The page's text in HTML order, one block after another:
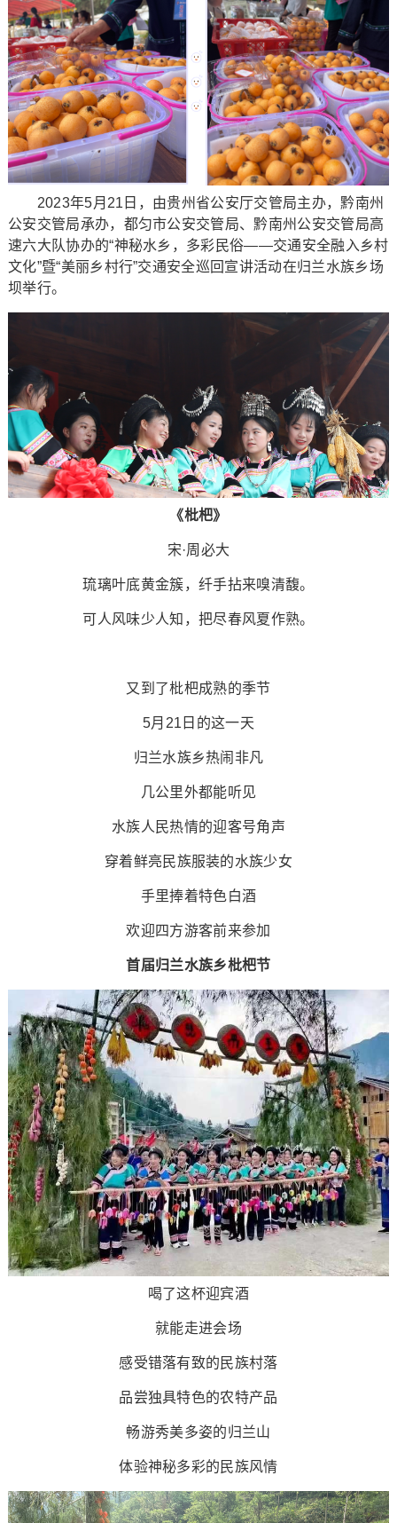
2023年5月21日，由贵州省公安厅交管局主办，黔南州
公安交管局承办，都匀市公安交管局、黔南州公安交管局高
速六大队协办的“神秘水乡，多彩民俗——交通安全融入乡村
文化”暨“美丽乡村行”交通安全巡回宣讲活动在归兰水族乡场
坝举行。
《枇杷》
宋·周必大
琉璃叶底黄金簇，纤手拈来嗅清馥。
可人风味少人知，把尽春风夏作熟。
又到了枇杷成熟的季节
5月21日的这一天
归兰水族乡热闹非凡
几公里外都能听见
水族人民热情的迎客号角声
穿着鲜亮民族服装的水族少女
手里捧着特色白酒
欢迎四方游客前来参加
首届归兰水族乡枇杷节
喝了这杯迎宾酒
就能走进会场
感受错落有致的民族村落
品尝独具特色的农特产品
畅游秀美多姿的归兰山
体验神秘多彩的民族风情